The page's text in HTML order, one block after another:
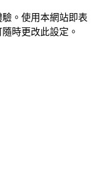
。使用本網站即表
時更改此設定。